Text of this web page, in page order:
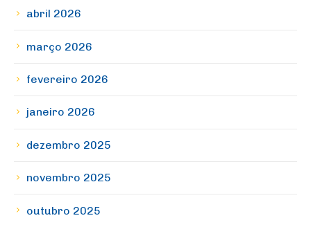
abril 2026
março 2026
fevereiro 2026
janeiro 2026
dezembro 2025
novembro 2025
outubro 2025